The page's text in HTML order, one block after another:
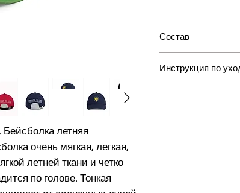
летняя
очень мягкая, легкая,
летней ткани и четко
по голове. Тонкая
Состав
Инструкция по